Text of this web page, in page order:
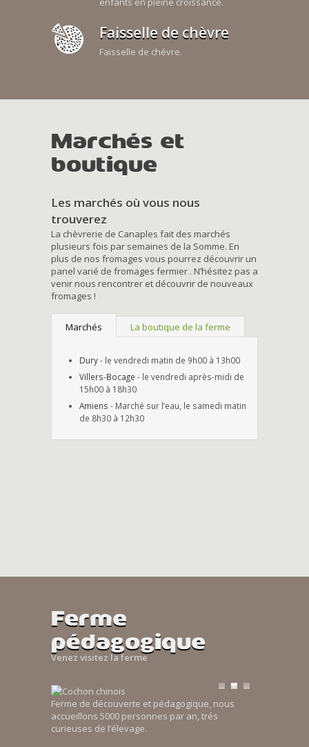
Faisselle de chèvre
Faisselle de chèvre.
Marchés et
boutique
Les marchés où vous nous
trouverez
La chèvrerie de Canaples fait des marchés
plusieurs fois par semaines de la Somme. En
plus de nos fromages vous pourrez découvrir un
panel varié de fromages fermier . N’hésitez pas a
venir nous rencontrer et découvrir de nouveaux
fromages !
Marchés La boutique de la ferme
Dury- le vendredi matin de 9h00 à 13h00
Villers-Bocage - le vendredi après-midi de
15h00 à 18h30
Amiens - Marché sur l’eau, le samedi matin
de 8h30 à 12h30
Ferme
pédagogique
Venez visitez la ferme
Ferme de découverte et pédagogique, nous
accueillons 5000 personnes par an, trés
curieuses de l’élevage.